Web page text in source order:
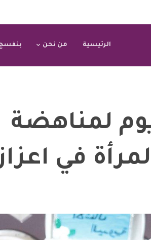
الرئيسية من نحن
ال 16 يوم لمناهضة
في